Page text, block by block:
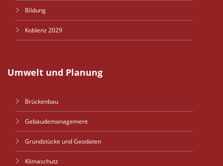
Bildung
Koblenz 2029
Umwelt und Planung
Brückenbau
Gebäudemanagement
Grundstücke und Geodaten
Klimaschutz